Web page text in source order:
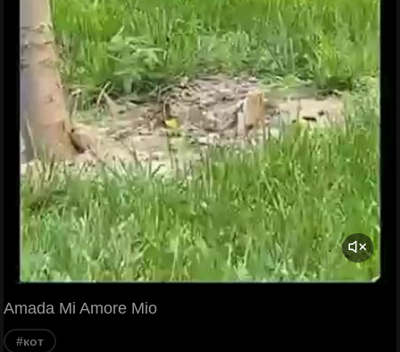
Amada Mi Amore Mio
#кот